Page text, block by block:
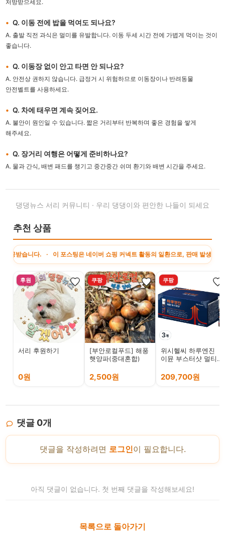
처방받으세요.
Q. 이동 전에 밥을 먹여도 되나요?
A. 출발 직전 과식은 멀미를 유발합니다. 이동 두세 시간 전에 가볍게 먹이는 것이
좋습니다.
Q. 이동장 없이 안고 타면 안 되나요?
A. 안전상 권하지 않습니다. 급정거 시 위험하므로 이동장이나 반려동물
안전벨트를 사용하세요.
Q. 차에 태우면 계속 짖어요.
A. 불안이 원인일 수 있습니다. 짧은 거리부터 반복하며 좋은 경험을 쌓게
해주세요.
Q. 장거리 여행은 어떻게 준비하나요?
A. 물과 간식, 배변 패드를 챙기고 중간중간 쉬며 환기와 배변 시간을 주세요.
댕댕뉴스 서리 커뮤니티 · 우리 댕댕이와 편안한 나들이 되세요
추천 상품
. · 이 포스팅은 네이버 쇼핑 커넥트 활동의 일환으로, 판매 발생 시 수수료
후원
서리 후원하기
0원
쿠팡
[부안로컬푸드] 해풍
햇양파(중대혼합)
2,500원
쿠팡
위시헬씨 하루엔진
이뮨 부스터샷 멀티
209,700원
댓글 0개
댓글을 작성하려면 로그인이 필요합니다.
아직 댓글이 없습니다. 첫 번째 댓글을 작성해보세요!
목록으로 돌아가기